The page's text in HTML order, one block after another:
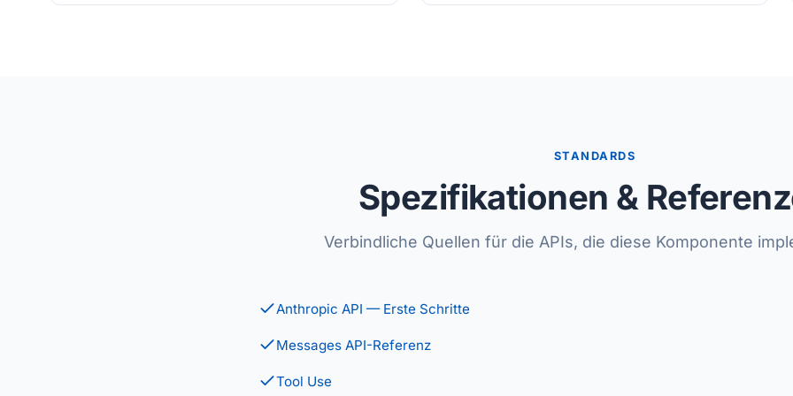
STANDARDS
Spezifikationen &
Verbindliche Quellen für die APIs, die diese Komponente
Anthropic API — Erste Schritte
Messages API-Referenz
Tool Use